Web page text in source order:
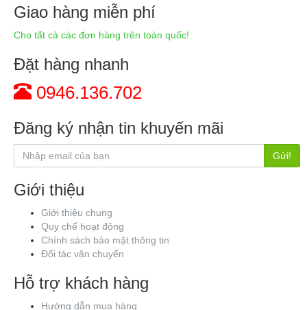
Giao hàng miễn phí
Cho tất cả các đơn hàng trên toàn quốc!
Đặt hàng nhanh
0946.136.702
Đăng ký nhận tin khuyến mãi
Gửi!
Giới thiệu
Giới thiệu chung
Quy chế hoạt động
Chính sách bảo mật thông tin
Đối tác vận chuyển
Hỗ trợ khách hàng
Hướng dẫn mua hàng